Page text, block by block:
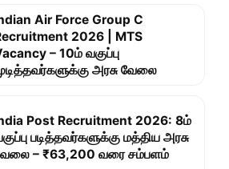
Air Force Group C
2026 | MTS
– 10ம் வகுப்பு
அரசு வேலை
Post Recruitment 2026: 8ம்
படித்தவர்களுக்கு மத்திய அரசு
– ₹63,200 வரை சம்பளம்